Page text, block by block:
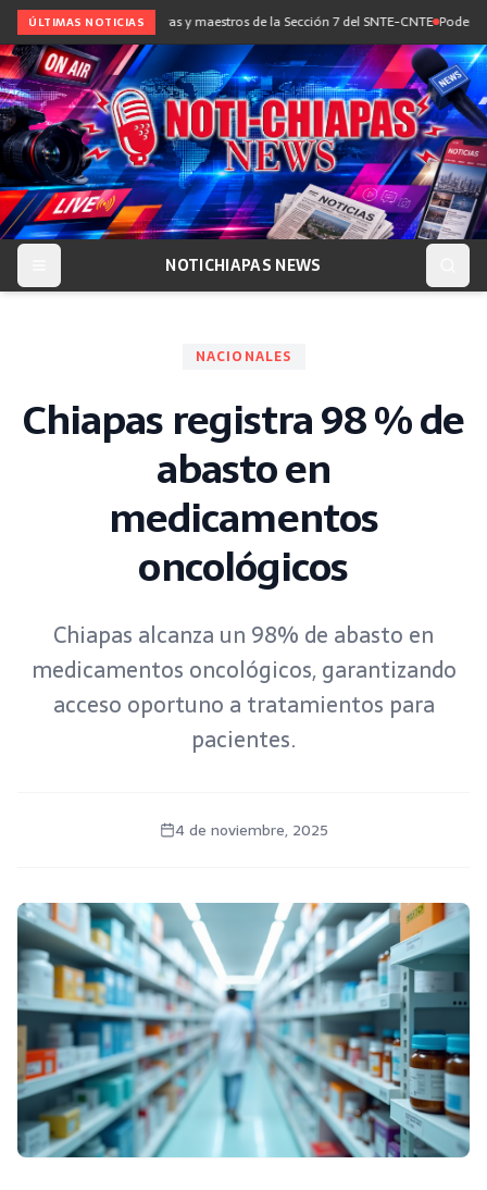
ÚLTIMAS NOTICIAS
diálogo con maestras y maestros de la Sección 7 del SNTE-CNTE Poder Judicial
NOTICHIAPAS NEWS
NACIONALES
Chiapas registra 98 % de
abasto en
medicamentos
oncológicos
Chiapas alcanza un 98% de abasto en
medicamentos oncológicos, garantizando
acceso oportuno a tratamientos para
pacientes.
4 de noviembre, 2025